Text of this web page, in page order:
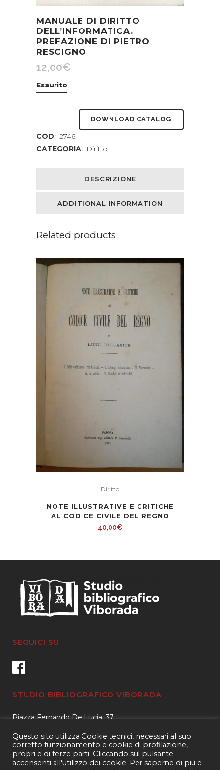
MANUALE DI DIRITTO
DELL’INFORMATICA.
PREFAZIONE DI PIETRO
RESCIGNO
12,00€
Esaurito
DOWNLOAD CATALOG
COD: 2746
CATEGORIA: Diritto
DESCRIZIONE
ADDITIONAL INFORMATION
Related products
Diritto
NOTE ILLUSTRATIVE E CRITICHE
AL CODICE CIVILE DEL REGNO
40,00€
SEGUICI SU
STUDIO BIBLIOGRAFICO VIBORADA
Piazza Fernando De Lucia, 37
Tel.3400596959 – 3404632889
email.info@viborada.it
Questo sito utilizza Cookie tecnici, necessari al suo
corretto funzionamento e cookie di profilazione,
propri e di terze parti. Cliccando sul pulsante
acconsenti all'utilizzo dei cookie. Per saperne di più e